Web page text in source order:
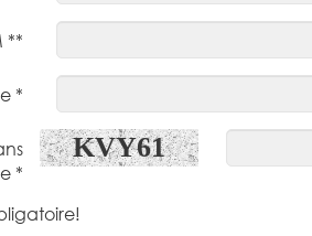
**
*
*
KVY61